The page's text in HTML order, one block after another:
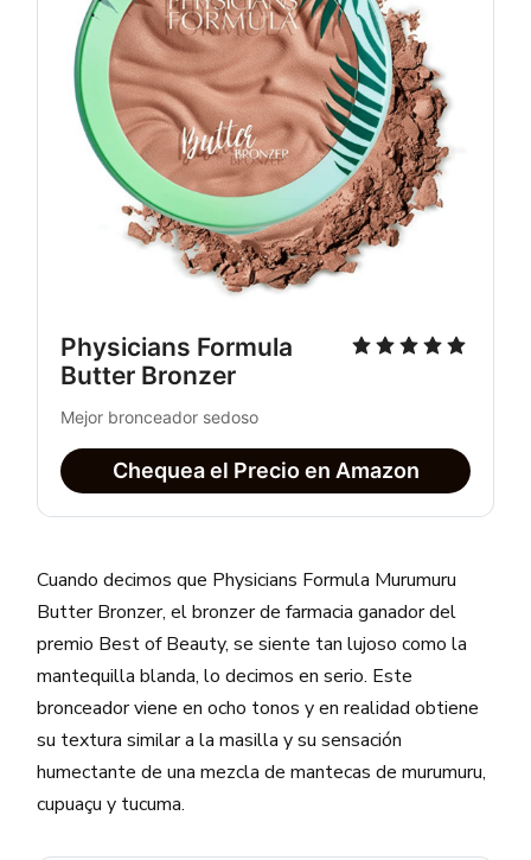
Physicians Formula
Butter Bronzer
Mejor bronceador sedoso
Chequea el Precio en Amazon
Cuando decimos que Physicians Formula Murumuru
Butter Bronzer, el bronzer de farmacia ganador del
premio Best of Beauty, se siente tan lujoso como la
mantequilla blanda, lo decimos en serio. Este
bronceador viene en ocho tonos y en realidad obtiene
su textura similar a la masilla y su sensación
humectante de una mezcla de mantecas de murumuru,
cupuaçu y tucuma.